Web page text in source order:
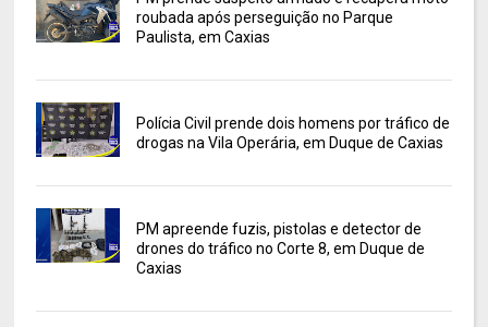
roubada após perseguição no Parque
Paulista, em Caxias
Polícia Civil prende dois homens por tráfico de
drogas na Vila Operária, em Duque de Caxias
PM apreende fuzis, pistolas e detector de
drones do tráfico no Corte 8, em Duque de
Caxias